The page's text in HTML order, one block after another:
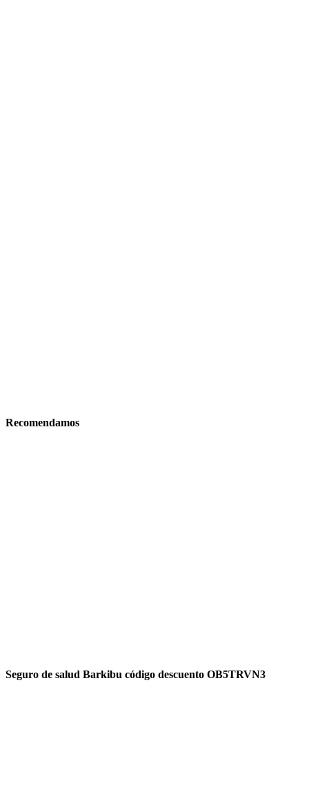
Recomendamos
Seguro de salud Barkibu código descuento OB5TRVN3